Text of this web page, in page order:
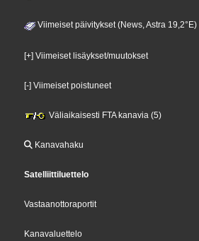
Viimeiset päivitykset (News, Astra 19,2°E)
[+] Viimeiset lisäykset/muutokset
[-] Viimeiset poistuneet
Väliaikaisesti FTA kanavia (5)
Kanavahaku
Satelliittiluettelo
Vastaanottoraportit
Kanavaluettelo